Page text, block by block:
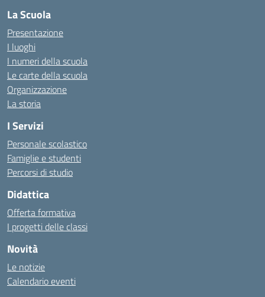
La Scuola
Presentazione
I luoghi
I numeri della scuola
Le carte della scuola
Organizzazione
La storia
I Servizi
Personale scolastico
Famiglie e studenti
Percorsi di studio
Didattica
Offerta formativa
I progetti delle classi
Novità
Le notizie
Calendario eventi